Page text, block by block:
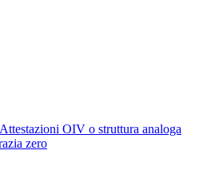
Attestazioni OIV o struttura analoga
zero